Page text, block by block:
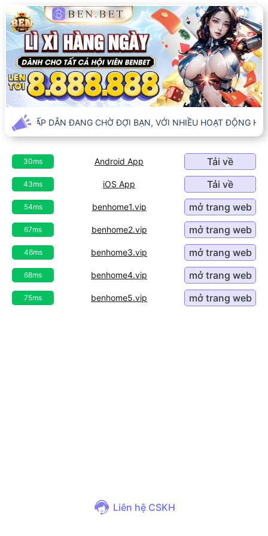
HẤP DẪN ĐANG CHỜ ĐỢI BẠN, VỚI NHIỀU HOẠT ĐỘNG
30ms Android App Tải về
43ms iOS App Tải về
54ms benhome1.vip mở trang web
67ms benhome2.vip mở trang web
46ms benhome3.vip mở trang web
68ms benhome4.vip mở trang web
75ms benhome5.vip mở trang web
Liên hệ CSKH